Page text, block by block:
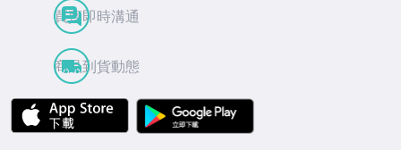
買賣即時溝通
商品到貨動態
APP Store